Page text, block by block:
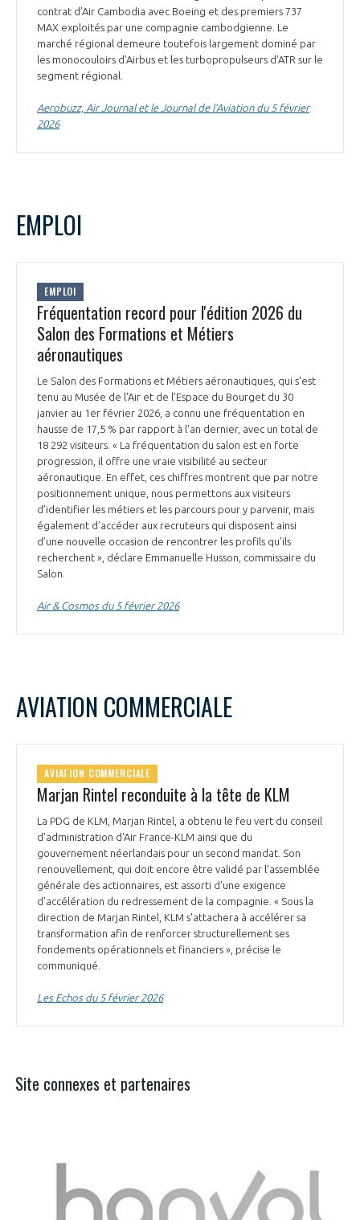
contrat d’Air Cambodia avec Boeing et des premiers 737
MAX exploités par une compagnie cambodgienne. Le
marché régional demeure toutefois largement dominé par
les monocouloirs d’Airbus et les turbopropulseurs d’ATR sur le
segment régional.
Aerobuzz, Air Journal et le Journal de l’Aviation du 5 février
2026
EMPLOI
EMPLOI
Fréquentation record pour l'édition 2026 du
Salon des Formations et Métiers
aéronautiques
Le Salon des Formations et Métiers aéronautiques, qui s'est
tenu au Musée de l'Air et de l'Espace du Bourget du 30
janvier au 1er février 2026, a connu une fréquentation en
hausse de 17,5 % par rapport à l'an dernier, avec un total de
18 292 visiteurs. « La fréquentation du salon est en forte
progression, il offre une vraie visibilité au secteur
aéronautique. En effet, ces chiffres montrent que par notre
positionnement unique, nous permettons aux visiteurs
d’identifier les métiers et les parcours pour y parvenir, mais
également d’accéder aux recruteurs qui disposent ainsi
d’une nouvelle occasion de rencontrer les profils qu’ils
recherchent », déclare Emmanuelle Husson, commissaire du
Salon.
Air & Cosmos du 5 février 2026
AVIATION COMMERCIALE
AVIATION COMMERCIALE
Marjan Rintel reconduite à la tête de KLM
La PDG de KLM, Marjan Rintel, a obtenu le feu vert du conseil
d'administration d'Air France-KLM ainsi que du
gouvernement néerlandais pour un second mandat. Son
renouvellement, qui doit encore être validé par l'assemblée
générale des actionnaires, est assorti d'une exigence
d'accélération du redressement de la compagnie. « Sous la
direction de Marjan Rintel, KLM s'attachera à accélérer sa
transformation afin de renforcer structurellement ses
fondements opérationnels et financiers », précise le
communiqué.
Les Echos du 5 février 2026
Site connexes et partenaires